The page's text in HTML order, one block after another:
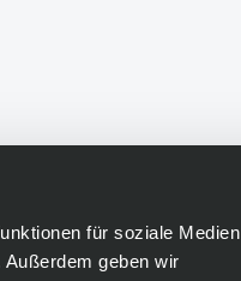
für soziale Medien
geben wir